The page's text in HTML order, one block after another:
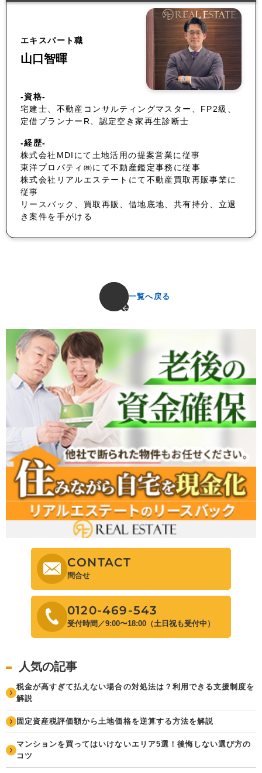
エキスパート職
山口智暉
-資格-
宅建士、不動産コンサルティングマスター、FP2級、
定借プランナーR、認定空き家再生診断士
-経歴-
株式会社MDIにて土地活用の提案営業に従事
東洋プロパティ㈱にて不動産鑑定事務に従事
株式会社リアルエステートにて不動産買取再販事業に
従事
リースバック、買取再販、借地底地、共有持分、立退
き案件を手がける
一覧へ戻る
CONTACT
問合せ
0120-469-543
受付時間／9:00〜18:00（土日祝も受付中）
人気の記事
税金が高すぎて払えない場合の対処法は？利用できる支援制度を
解説
固定資産税評価額から土地価格を逆算する方法を解説
マンションを買ってはいけないエリア5選！後悔しない選び方の
コツ